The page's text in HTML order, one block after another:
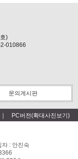
)
010866
문의게시판
PC버전(확대사진보기)
: 안진숙